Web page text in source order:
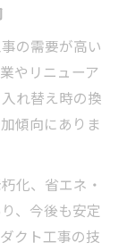
の需要が高い
やリニューア
れ替え時の換
傾向にありま
化、省エネ・
、今後も安定
クト工事の技